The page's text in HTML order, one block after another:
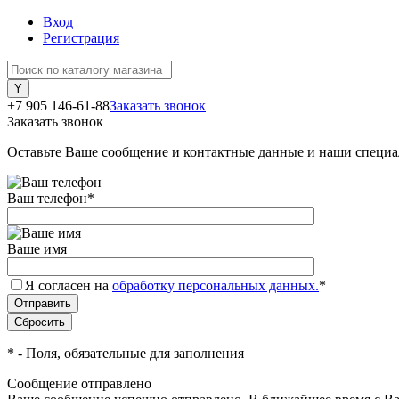
Вход
Регистрация
+7 905 146-61-88Заказать звонок
Заказать звонок
Оставьте Ваше сообщение и контактные данные и наши
Ваш телефон*
Ваше имя
Я согласен на обработку персональных данных.*
* - Поля, обязательные для заполнения
Сообщение отправлено